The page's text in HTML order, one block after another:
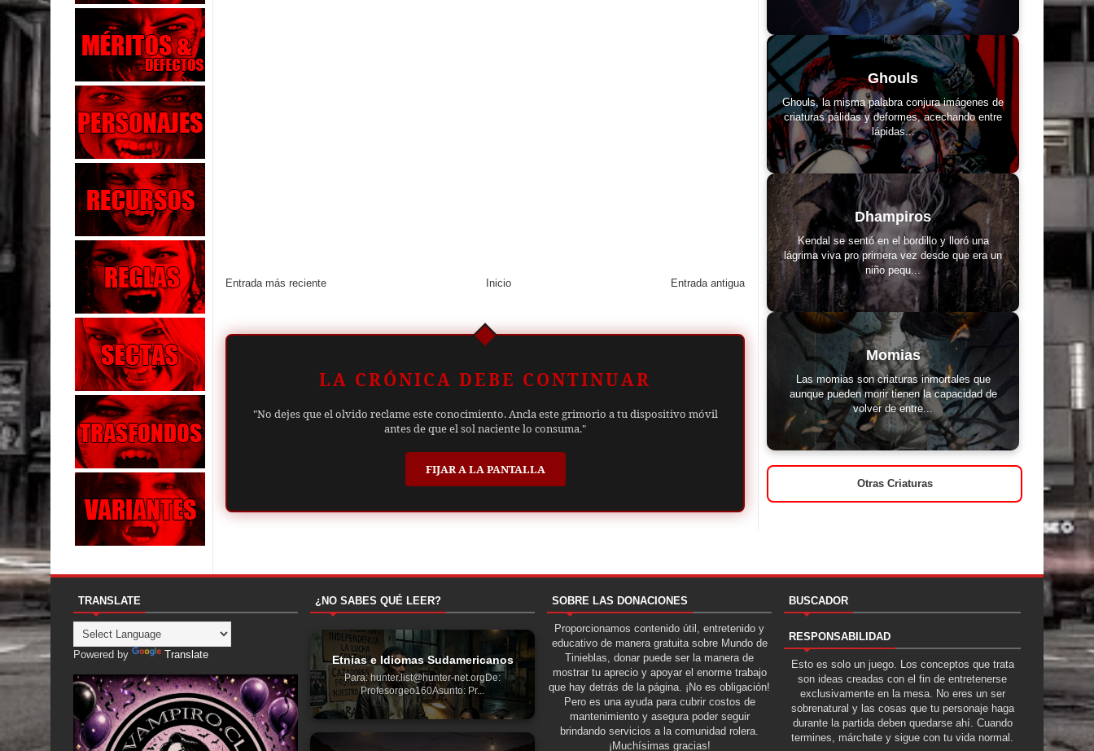
Entrada más reciente Entrada antigua
Inicio
LA CRÓNICA DEBE CONTINUAR
"No dejes que el olvido reclame este conocimiento. Ancla este grimorio a tu dispositivo móvil
antes de que el sol naciente lo consuma."
FIJAR A LA PANTALLA
Ghouls
Ghouls, la misma palabra conjura imágenes de
criaturas pálidas y deformes, acechando entre
lápidas...
Dhampiros
Kendal se sentó en el bordillo y lloró una
lágrima viva pro primera vez desde que era un
niño pequ...
Momias
Las momias son criaturas inmortales que
aunque pueden morir tienen la capacidad de
volver de entre...
Otras Criaturas
TRANSLATE
Powered by Translate
¿NO SABES QUÉ LEER?
Etnias e Idiomas Sudamericanos
Para: hunter.list@hunter-net.orgDe:
Profesorgeo160Asunto: Pr...
SOBRE LAS DONACIONES
Proporcionamos contenido útil, entretenido y
educativo de manera gratuita sobre Mundo de
Tinieblas, donar puede ser la manera de
mostrar tu aprecio y apoyar el enorme trabajo
que hay detrás de la página. ¡No es obligación!
Pero es una ayuda para cubrir costos de
mantenimiento y asegura poder seguir
brindando servicios a la comunidad rolera.
¡Muchísimas gracias!
BUSCADOR
RESPONSABILIDAD
Esto es solo un juego. Los conceptos que trata
son ideas creadas con el fin de entretenerse
exclusivamente en la mesa. No eres un ser
sobrenatural y las cosas que tu personaje haga
durante la partida deben quedarse ahí. Cuando
termines, márchate y sigue con tu vida normal.